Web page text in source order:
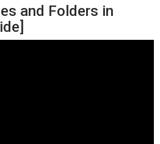
and Folders in